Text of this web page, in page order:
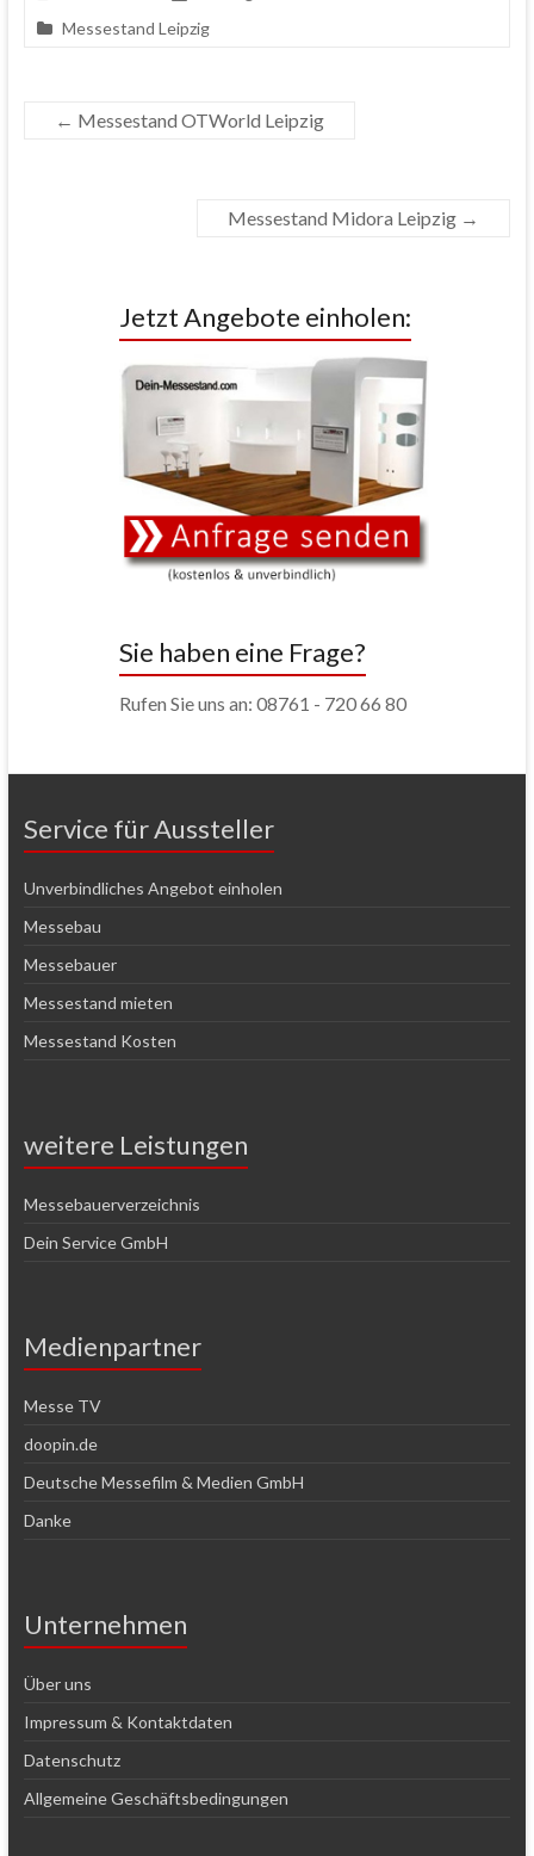
Messestand Leipzig
← Messestand OTWorld Leipzig
Messestand Midora Leipzig →
Jetzt Angebote einholen:
Sie haben eine Frage?
Rufen Sie uns an: 08761 - 720 66 80
Service für Aussteller
Unverbindliches Angebot einholen
Messebau
Messebauer
Messestand mieten
Messestand Kosten
weitere Leistungen
Messebauerverzeichnis
Dein Service GmbH
Medienpartner
Messe TV
doopin.de
Deutsche Messefilm & Medien GmbH
Danke
Unternehmen
Über uns
Impressum & Kontaktdaten
Datenschutz
Allgemeine Geschäftsbedingungen